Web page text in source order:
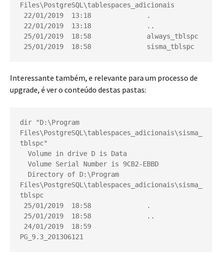
Files\PostgreSQL\tablespaces_adicionais
22/01/2019  13:18              .
22/01/2019  13:18              ..
25/01/2019  18:58              always_tblspc
25/01/2019  18:58              sisma_tblspc
Interessante também, e relevante para um processo de
upgrade, é ver o conteúdo destas pastas:
dir "D:\Program
Files\PostgreSQL\tablespaces_adicionais\sisma_
tblspc"
  Volume in drive D is Data
  Volume Serial Number is 9CB2-EBBD
Files\PostgreSQL\tablespaces_adicionais\sisma_
tblspc
25/01/2019  18:58              .
25/01/2019  18:58              ..
PG_9.3_201306121